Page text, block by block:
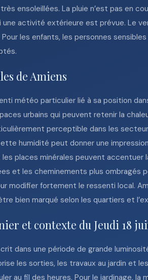
ensoleillées. La pluie n’est pas en
une activité extérieure est prévue. Le
les enfants, les personnes
de Amiens
météo particulier lié à sa position
urbains qui peuvent retenir la
perceptible dans les
humidité peut donner une
places minérales peuvent
et les cheminements plus
modifier fortement le ressenti local.
bien marqué selon les quartiers et
et contexte du Jeudi 18
dans une période de grande
les sorties, les travaux au jardin et
au fil des heures. Pour le jardinage,